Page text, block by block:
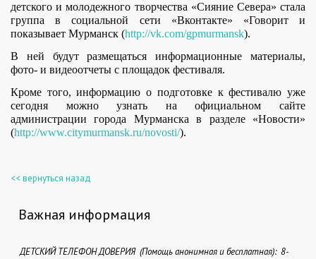
детского и молодежного творчества «Сияние Севера» стала
группа в социальной сети «Вконтакте» «Говорит и
показывает Мурманск (http://vk.com/gpmurmansk).
В ней будут размещаться информационные материалы,
фото- и видеоотчеты с площадок фестиваля.
Кроме того, информацию о подготовке к фестивалю уже
сегодня можно узнать на официальном сайте
администрации города Мурманска в разделе «Новости»
(http://www.citymurmansk.ru/novosti/).
<< вернуться назад
Важная информация
ДЕТСКИЙ ТЕЛЕФОН ДОВЕРИЯ (Помощь анонимная и бесплатная): 8-